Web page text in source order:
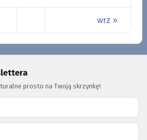
wrz »
prosto na Twoją skrzynkę!